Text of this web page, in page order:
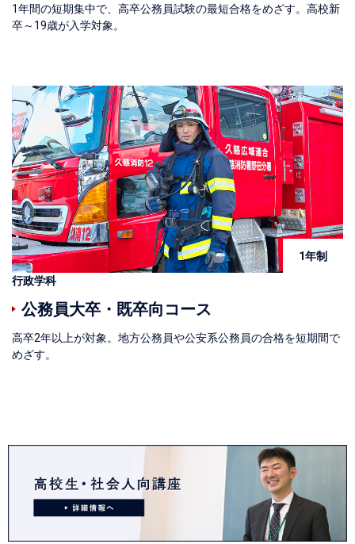
1年間の短期集中で、高卒公務員試験の最短合格をめざす。高校新
卒～19歳が入学対象。
1年制
行政学科
公務員大卒・既卒向コース
高卒2年以上が対象。地方公務員や公安系公務員の合格を短期間で
めざす。